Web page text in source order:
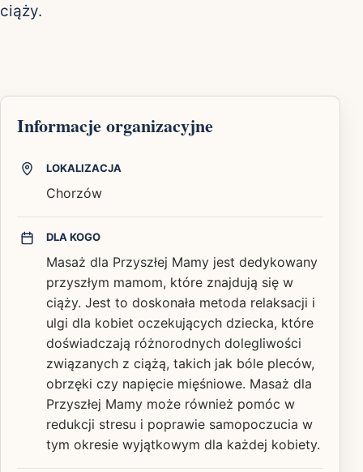
ciąży.
Informacje organizacyjne
LOKALIZACJA
Chorzów
DLA KOGO
Masaż dla Przyszłej Mamy jest dedykowany
przyszłym mamom, które znajdują się w
ciąży. Jest to doskonała metoda relaksacji i
ulgi dla kobiet oczekujących dziecka, które
doświadczają różnorodnych dolegliwości
związanych z ciążą, takich jak bóle pleców,
obrzęki czy napięcie mięśniowe. Masaż dla
Przyszłej Mamy może również pomóc w
redukcji stresu i poprawie samopoczucia w
tym okresie wyjątkowym dla każdej kobiety.